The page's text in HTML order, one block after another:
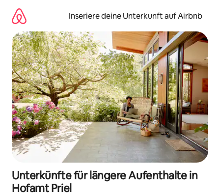
Inhalten
springen
Inseriere deine Unterkunft auf Airbnb
Unterkünfte für längere Aufenthalte in
Hofamt Priel